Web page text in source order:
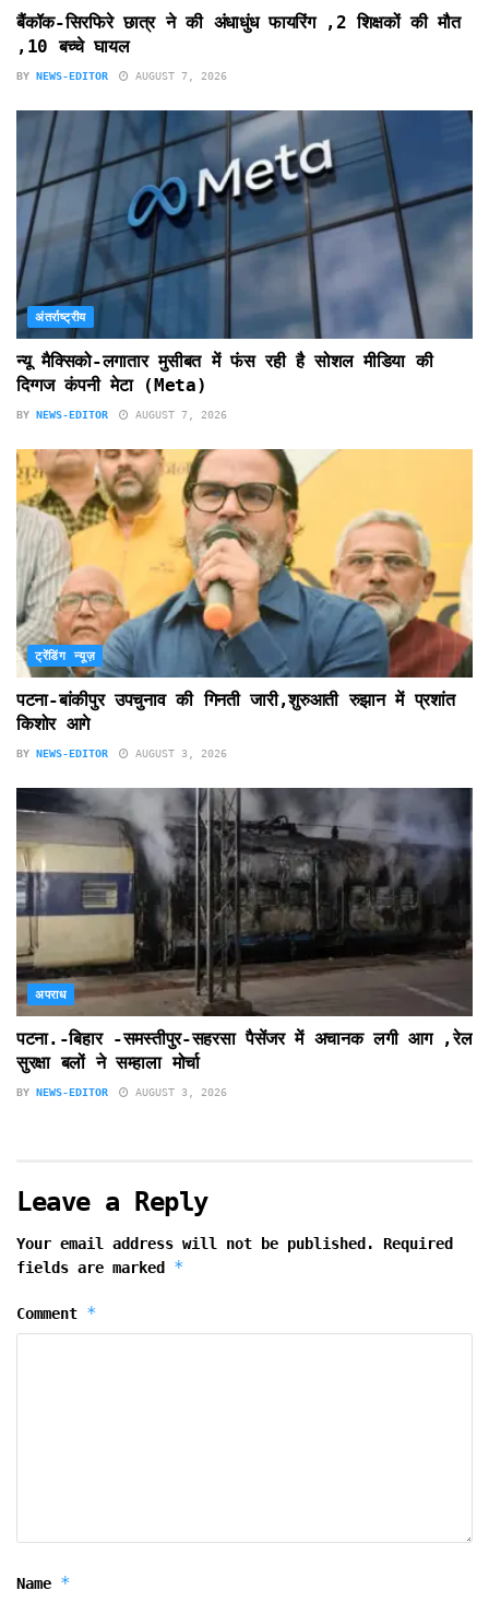
बैंकॉक-सिरफिरे छात्र ने की अंधाधुंध फायरिंग ,2 शिक्षकों की मौत
,10 बच्चे घायल
BY NEWS-EDITOR AUGUST 7, 2026
अंतर्राष्ट्रीय
न्यू मैक्सिको-लगातार मुसीबत में फंस रही है सोशल मीडिया की
दिग्गज कंपनी मेटा (Meta)
BY NEWS-EDITOR AUGUST 7, 2026
ट्रेंडिंग न्यूज़
पटना-बांकीपुर उपचुनाव की गिनती जारी,शुरुआती रुझान में प्रशांत
किशोर आगे
BY NEWS-EDITOR AUGUST 3, 2026
अपराध
पटना.-बिहार -समस्तीपुर-सहरसा पैसेंजर में अचानक लगी आग ,रेल
सुरक्षा बलों ने सम्हाला मोर्चा
BY NEWS-EDITOR AUGUST 3, 2026
Leave a Reply
Your email address will not be published.
Required
fields are marked *
Comment *
Name *